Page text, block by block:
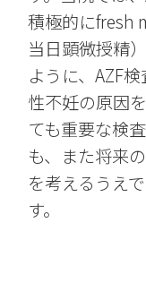
積極的にfresh
当日顕微授精
ように、AZF
性不妊の原因
ても重要な検
も、また将来
を考えるうえ
す。